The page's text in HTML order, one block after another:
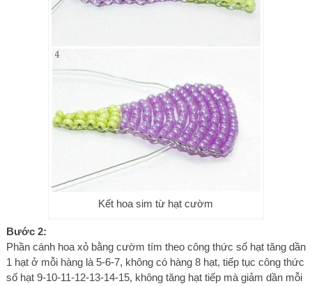
Kết hoa sim từ hạt cườm
Bước 2:
Phần cánh hoa xỏ bằng cườm tím theo công thức số hạt tăng dần
1 hạt ở mỗi hàng là 5-6-7, không có hàng 8 hạt, tiếp tục công thức
số hạt 9-10-11-12-13-14-15, không tăng hạt tiếp mà giảm dần mỗi